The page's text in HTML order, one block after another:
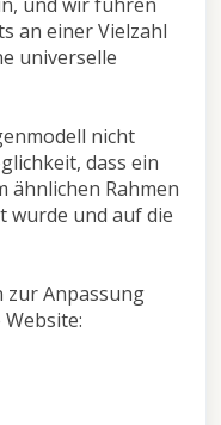
an einer Vielzahl
universelle
nicht
dass ein
ähnlichen Rahmen
wurde und auf die
Anpassung